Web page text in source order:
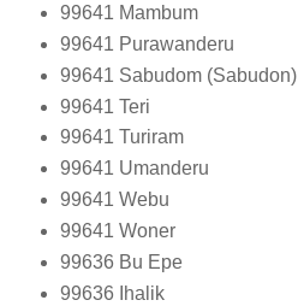
99641 Mambum
99641 Purawanderu
99641 Sabudom (Sabudon)
99641 Teri
99641 Turiram
99641 Umanderu
99641 Webu
99641 Woner
99636 Bu Epe
99636
Ihalik